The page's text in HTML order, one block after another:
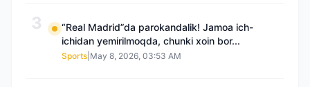
3
“Real Madrid”da parokandalik! Jamoa ich-
ichidan yemirilmoqda, chunki xoin bor...
Sports May 8, 2026, 03:53 AM